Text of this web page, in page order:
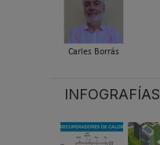
Carles Borrás
INFOGRAFÍAS